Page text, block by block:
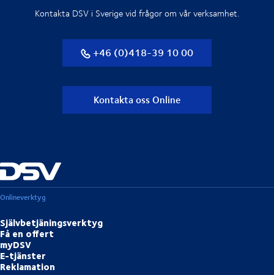
Kontakta DSV i Sverige vid frågor om vår verksamhet.
+46 (0)418-39 10 00
Kontakta oss Online
Onlineverktyg
Självbetjäningsverktyg
Få en offert
myDSV
E-tjänster
Reklamation